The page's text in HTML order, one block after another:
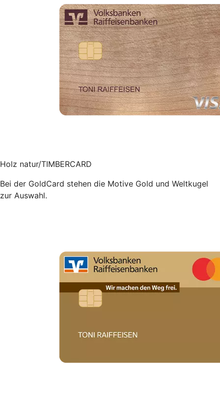
Holz natur/TIMBERCARD
Bei der GoldCard stehen die Motive Gold und Weltkugel
zur Auswahl.